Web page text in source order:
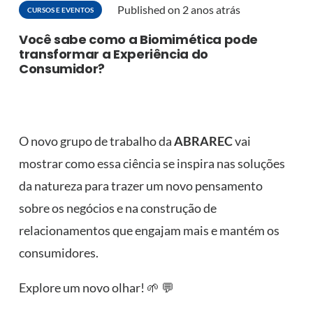
CURSOS E EVENTOS Published on 2 anos atrás
Você sabe como a Biomimética pode
transformar a Experiência do
Consumidor?
O novo grupo de trabalho daABRARECvai
mostrar como essa ciência se inspira nas soluções
da natureza para trazer um novo pensamento
sobre os negócios e na construção de
relacionamentos que engajam mais e mantém os
consumidores.
Explore um novo olhar! 🌱 💬